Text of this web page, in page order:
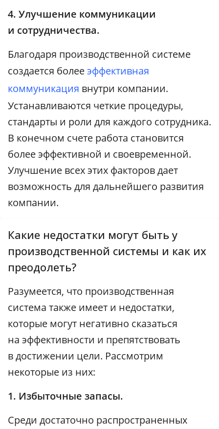
4. Улучшение коммуникации
и сотрудничества.
Благодаря производственной системе
создается болееэффективная
коммуникация внутри компании.
Устанавливаются четкие процедуры,
стандарты и роли для каждого сотрудника.
В конечном счете работа становится
более эффективной и своевременной.
Улучшение всех этих факторов дает
возможность для дальнейшего развития
компании.
Какие недостатки могут быть у
производственной системы и как их
преодолеть?
Разумеется, что производственная
система также имеет и недостатки,
которые могут негативно сказаться
на эффективности и препятствовать
в достижении цели. Рассмотрим
некоторые из них:
1. Избыточные запасы.
Среди достаточно распространенных